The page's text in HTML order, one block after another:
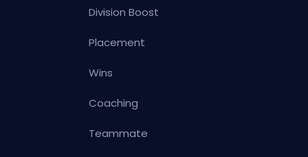
Division Boost
Placement
Wins
Coaching
Teammate